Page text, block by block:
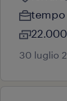
30 luglio